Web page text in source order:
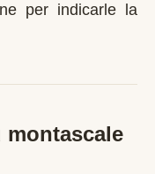
per indicarle la
montascale